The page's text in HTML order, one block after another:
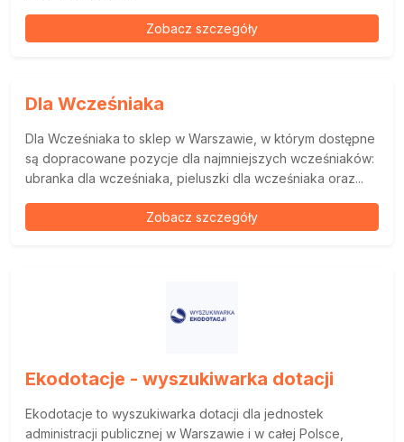
Zobacz szczegóły
Dla Wcześniaka
Dla Wcześniaka to sklep w Warszawie, w którym dostępne
są dopracowane pozycje dla najmniejszych wcześniaków:
ubranka dla wcześniaka, pieluszki dla wcześniaka oraz...
Zobacz szczegóły
Ekodotacje - wyszukiwarka dotacji
Ekodotacje to wyszukiwarka dotacji dla jednostek
administracji publicznej w Warszawie i w całej Polsce,